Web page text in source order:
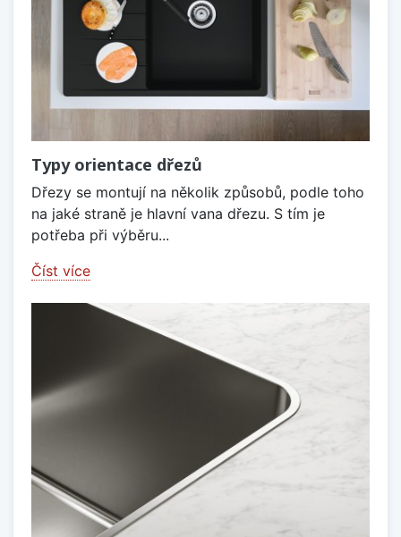
Typy orientace dřezů
Dřezy se montují na několik způsobů, podle toho
na jaké straně je hlavní vana dřezu. S tím je
potřeba při výběru...
Číst více